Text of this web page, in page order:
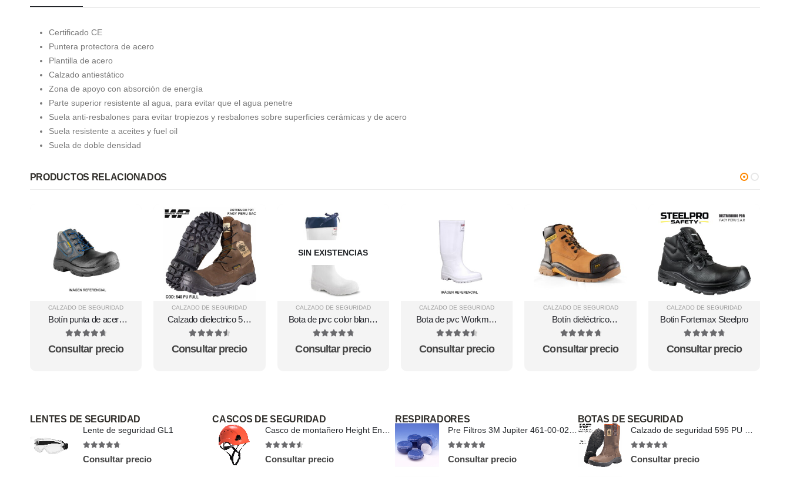
Certificado CE
Puntera protectora de acero
Plantilla de acero
Calzado antiestático
Zona de apoyo con absorción de energía
Parte superior resistente al agua, para evitar que el agua penetre
Suela anti-resbalones para evitar tropiezos y resbalones sobre superficies cerámicas y de acero
Suela resistente a aceites y fuel oil
Suela de doble densidad
PRODUCTOS RELACIONADOS
CALZADO DE SEGURIDAD
Botín punta de acero
modelo Montero Full
Sandder TNT
4.78 out of 5
Consultar precio
CALZADO DE SEGURIDAD
Calzado dielectrico 540
Pu Full Wellco
4.63 out of 5
Consultar precio
SIN EXISTENCIAS
CALZADO DE SEGURIDAD
Bota de pvc color blanco
modelo thermal
4.88 out of 5
Consultar precio
CALZADO DE SEGURIDAD
Bota de pvc Workman
Safety Food Industry
out of 5
Consultar precio
CALZADO DE SEGURIDAD
Botín dieléctrico
templarios hidrofugado
amarillo
4.89 out of 5
Consultar precio
CALZADO DE SEGURIDAD
Botin Fortemax Steelpro
4.88 out of 5
Consultar precio
LENTES DE SEGURIDAD
Lente de seguridad GL1
Consultar precio
CASCOS DE SEGURIDAD
Casco de montañero Height Endurance PS73
Consultar precio
RESPIRADORES
Pre Filtros 3M Jupiter 461-00-02P24
Consultar precio
BOTAS DE SEGURIDAD
Calzado de seguridad 595 PU Wellco
Consultar precio